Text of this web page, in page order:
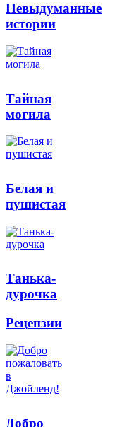
Невыдуманные
истории
Тайная
могила
Белая и
пушистая
Танька-
дурочка
Рецензии
Добро